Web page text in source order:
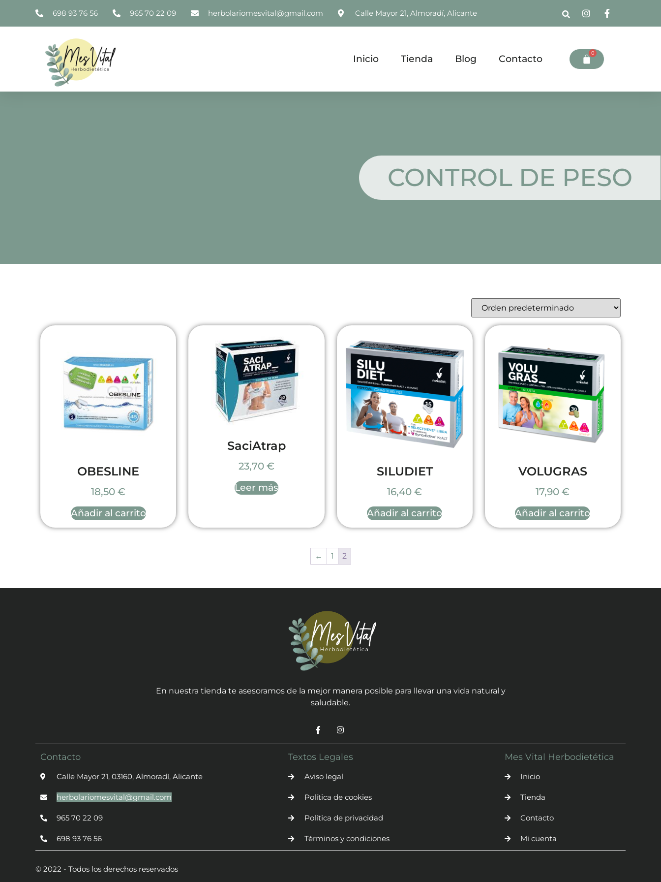
698 93 76 56 965 70 22 09 herbolariomesvital@gmail.com Calle Mayor 21, Almoradí, Alicante
Inicio Tienda Blog Contacto
0
CONTROL DE PESO
OBESLINE
18,50€
Añadir al carrito
SaciAtrap
23,70 €
Leer más
SILUDIET
16,40€
Añadir al carrito
VOLUGRAS
17,90€
Añadir al carrito
← 1 2
En nuestra tienda te asesoramos de la mejor manera posible para llevar una vida natural y
saludable.
Contacto
Calle Mayor 21, 03160, Almoradí, Alicante
herbolariomesvital@gmail.com
965 70 22 09
698 93 76 56
Textos Legales
Aviso legal
Política de cookies
Política de privacidad
Términos y condiciones
Mes Vital Herbodietética
Inicio
Tienda
Contacto
Mi cuenta
© 2022 - Todos los derechos reservados